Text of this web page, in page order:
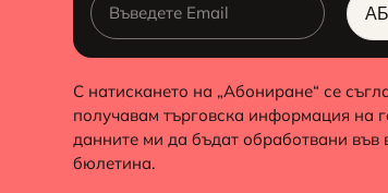
ALTERNATIVE:
С натискането на „Абониране“ се
получавам търговска информация на
данните ми да бъдат обработвани във
бюлетина.